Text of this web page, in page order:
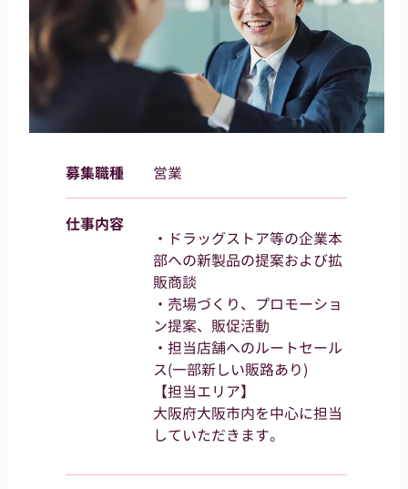
募集職種 営業
仕事内容
・ドラッグストア等の企業本
部への新製品の提案および拡
販商談
・売場づくり、プロモーショ
ン提案、販促活動
・担当店舗へのルートセール
ス(⼀部新しい販路あり)
【担当エリア】
大阪府大阪市内を中⼼に担当
していただきます。